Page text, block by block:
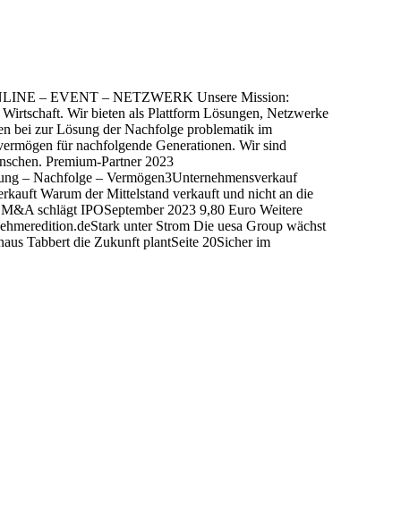
– EVENT – NETZWERK Unsere Mission:
Wir bieten als Plattform Lösungen, Netzwerke
bei zur Lösung der Nachfolge problematik im
für nachfolgende Generationen. Wir sind
Premium-Partner 2023
– Nachfolge – Vermögen3Unternehmensverkauf
Warum der Mittelstand verkauft und nicht an die
schlägt IPOSeptember 2023 9,80 Euro Weitere
unter Strom Die uesa Group wächst
Tabbert die Zukunft plantSeite 20Sicher im